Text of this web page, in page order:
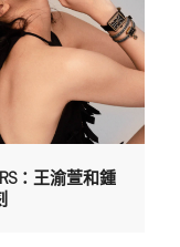
：王渝萱和鍾